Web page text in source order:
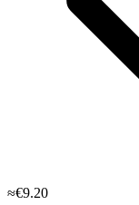
≈€9.20